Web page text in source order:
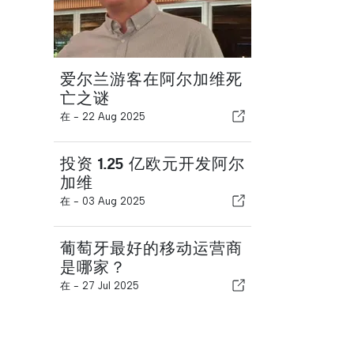
爱尔兰游客在阿尔加维死
亡之谜
在 - 22 Aug 2025
投资 1.25 亿欧元开发阿尔
加维
在 - 03 Aug 2025
葡萄牙最好的移动运营商
是哪家？
在 - 27 Jul 2025